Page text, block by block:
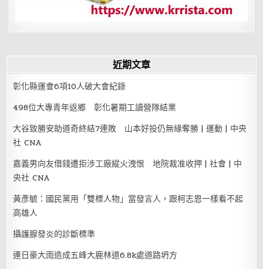
近期文章
彰化縣運會6項10人破大會紀錄
498位大專青年返鄉 彰化暑期工讀營隊結業
大谷致勝安助道奇終結7連敗 山本好投仍無緣奪勝 | 運動 | 中央
社 CNA
嘉義男向友借錢遭拒涉工廠縱火洩恨 地院裁准收押 | 社會 | 中
央社 CNA
黃彥毓：國民黨用「雙標人物」當發言人，跟柯志恩一樣看不起
高雄人
攝護腺發炎的診斷標準
連日豪大雨造成五峰大鹿林道6.8k處道路坍方